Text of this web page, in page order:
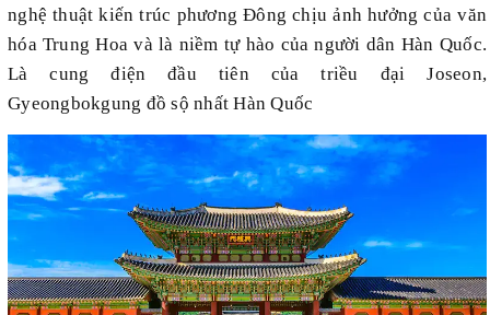
nghệ thuật kiến trúc phương Đông chịu ảnh hưởng của văn
hóa Trung Hoa và là niềm tự hào của người dân Hàn Quốc.
Là cung điện đầu tiên của triều đại Joseon,
Gyeongbokgung đồ sộ nhất Hàn Quốc